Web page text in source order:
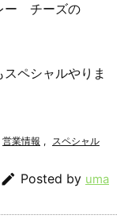
ー チーズの
ペシャルやりま
営業情報 , スペシャル
 Posted by uma